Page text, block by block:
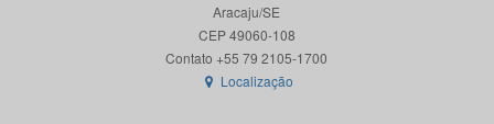
Aracaju/SE
CEP 49060-108
Localização